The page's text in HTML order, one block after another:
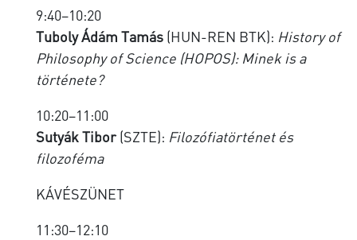
9:40–10:20
Tuboly Ádám Tamás (HUN-REN BTK): History of
Philosophy of Science (HOPOS): Minek is a
története?
10:20–11:00
Sutyák Tibor(SZTE): Filozófiatörténet és
filozoféma
KÁVÉSZÜNET
11:30–12:10